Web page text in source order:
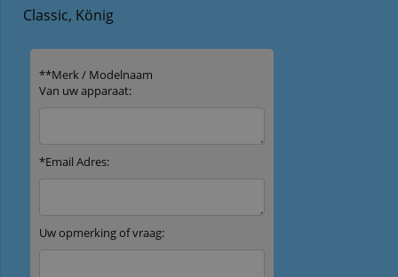
Classic, König